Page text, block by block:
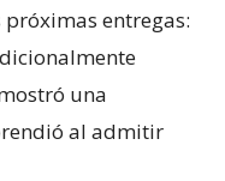
entregas:
una
al admitir